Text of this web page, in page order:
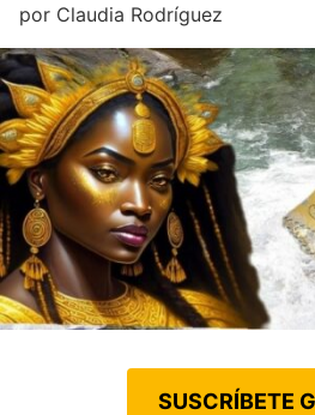
por Claudia Rodríguez
SUSCRÍBETE